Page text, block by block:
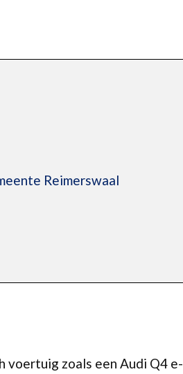
Reimerswaal
voertuig zoals een Audi Q4 e-